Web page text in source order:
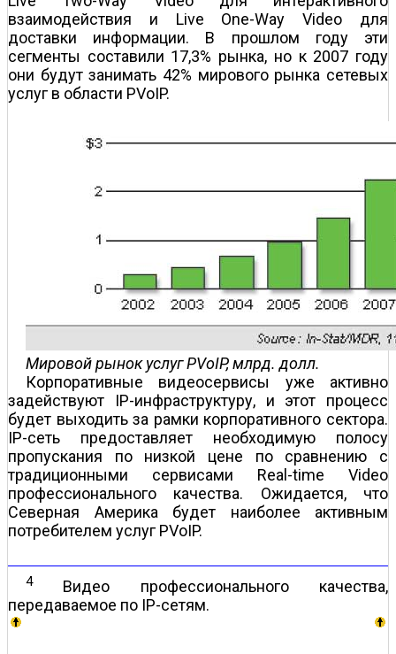
взаимодействия и Live One-Way Video для
доставки информации. В прошлом году эти
сегменты составили 17,3% рынка, но к 2007 году
они будут занимать 42% мирового рынка сетевых
услуг в области PVoIP.
Мировой рынок услуг PVoIP, млрд. долл.
Корпоративные видеосервисы уже активно
задействуют IP-инфраструктуру, и этот процесс
будет выходить за рамки корпоративного сектора.
IP-сеть предоставляет необходимую полосу
пропускания по низкой цене по сравнению с
традиционными сервисами Real-time Video
профессионального качества. Ожидается, что
Северная Америка будет наиболее активным
потребителем услуг PVoIP.
4Видео профессионального качества,
передаваемое по IP-сетям.